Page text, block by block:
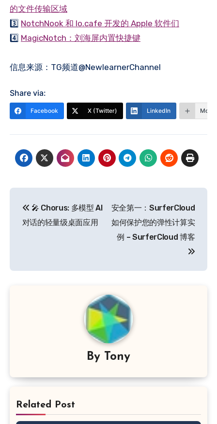
的文件传输区域
3️⃣ NotchNook 和 lo.cafe 开发的 Apple 软件们
4️⃣ MagicNotch：刘海屏内置快捷键
信息来源：TG频道@NewlearnerChannel
Share via:
Facebook X (Twitter) LinkedIn More
章
🎤 Chorus: 多模型 AI
对话的轻量级桌面应用
安全第一：SurferCloud
如何保护您的弹性计算实
例 – SurferCloud 博客
By Tony
Related Post